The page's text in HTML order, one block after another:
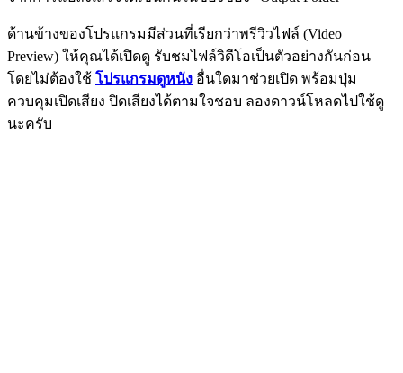
ด้านข้างของโปรแกรมมีส่วนที่เรียกว่าพรีวิวไฟล์ (Video
Preview) ให้คุณได้เปิดดู รับชมไฟล์วิดีโอเป็นตัวอย่างกันก่อน
โดยไม่ต้องใช้ โปรแกรมดูหนัง อื่นใดมาช่วยเปิด พร้อมปุ่ม
ควบคุมเปิดเสียง ปิดเสียงได้ตามใจชอบ ลองดาวน์โหลดไปใช้ดู
นะครับ